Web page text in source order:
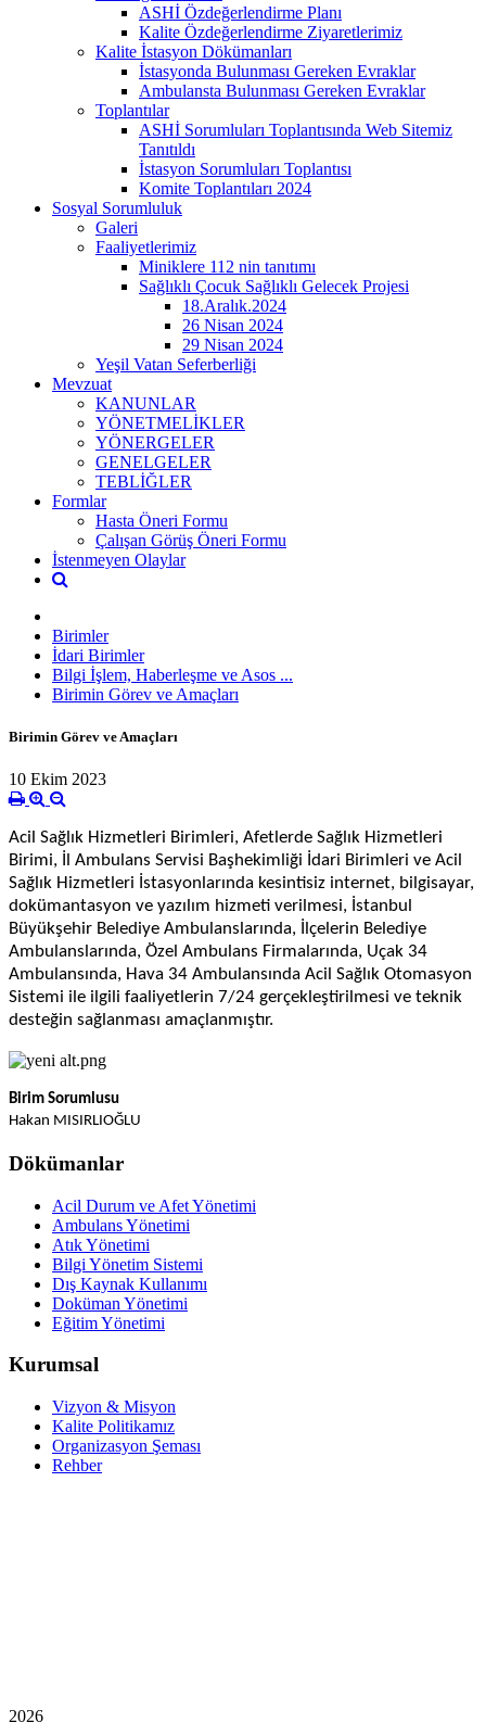
ASHİ Özdeğerlendirme Planı
Kalite Özdeğerlendirme Ziyaretlerimiz
Kalite İstasyon Dökümanları
İstasyonda Bulunması Gereken Evraklar
Ambulansta Bulunması Gereken Evraklar
Toplantılar
ASHİ Sorumluları Toplantısında Web Sitemiz
Tanıtıldı
İstasyon Sorumluları Toplantısı
Komite Toplantıları 2024
Sosyal Sorumluluk
Galeri
Faaliyetlerimiz
Miniklere 112 nin tanıtımı
Sağlıklı Çocuk Sağlıklı Gelecek Projesi
18.Aralık.2024
26 Nisan 2024
29 Nisan 2024
Yeşil Vatan Seferberliği
Mevzuat
KANUNLAR
YÖNETMELİKLER
YÖNERGELER
GENELGELER
TEBLİĞLER
Formlar
Hasta Öneri Formu
Çalışan Görüş Öneri Formu
İstenmeyen Olaylar
Birimler
İdari Birimler
Bilgi İşlem, Haberleşme ve Asos ...
Birimin Görev ve Amaçları
Birimin Görev ve Amaçları
10 Ekim 2023
Acil Sağlık Hizmetleri Birimleri, Afetlerde Sağlık Hizmetleri
Birimi, İl Ambulans Servisi Başhekimliği İdari Birimleri ve Acil
Sağlık Hizmetleri İstasyonlarında kesintisiz internet, bilgisayar,
dokümantasyon ve yazılım hizmeti verilmesi, İstanbul
Büyükşehir Belediye Ambulanslarında, İlçelerin Belediye
Ambulanslarında, Özel Ambulans Firmalarında, Uçak 34
Ambulansında, Hava 34 Ambulansında Acil Sağlık Otomasyon
Sistemi ile ilgili faaliyetlerin 7/24 gerçekleştirilmesi ve teknik
desteğin sağlanması amaçlanmıştır.
Birim Sorumlusu
Hakan MISIRLIOĞLU
Dökümanlar
Acil Durum ve Afet Yönetimi
Ambulans Yönetimi
Atık Yönetimi
Bilgi Yönetim Sistemi
Dış Kaynak Kullanımı
Doküman Yönetimi
Eğitim Yönetimi
Kurumsal
Vizyon & Misyon
Kalite Politikamız
Organizasyon Şeması
Rehber
2026